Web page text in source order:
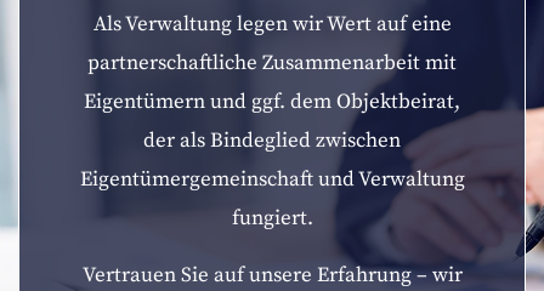
Als Verwaltung legen wir Wert auf eine
partnerschaftliche Zusammenarbeit mit
Eigentümern und ggf. dem Objektbeirat,
der als Bindeglied zwischen
Eigentümergemeinschaft und Verwaltung
fungiert.
Vertrauen Sie auf unsere Erfahrung – wir